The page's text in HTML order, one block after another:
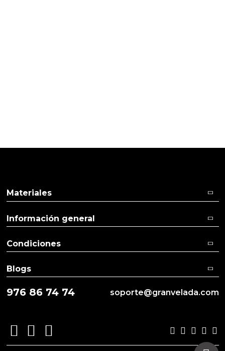
976 86 74 74 soporte@granvelada.com
Materiales
Información general
Condiciones
Blogs